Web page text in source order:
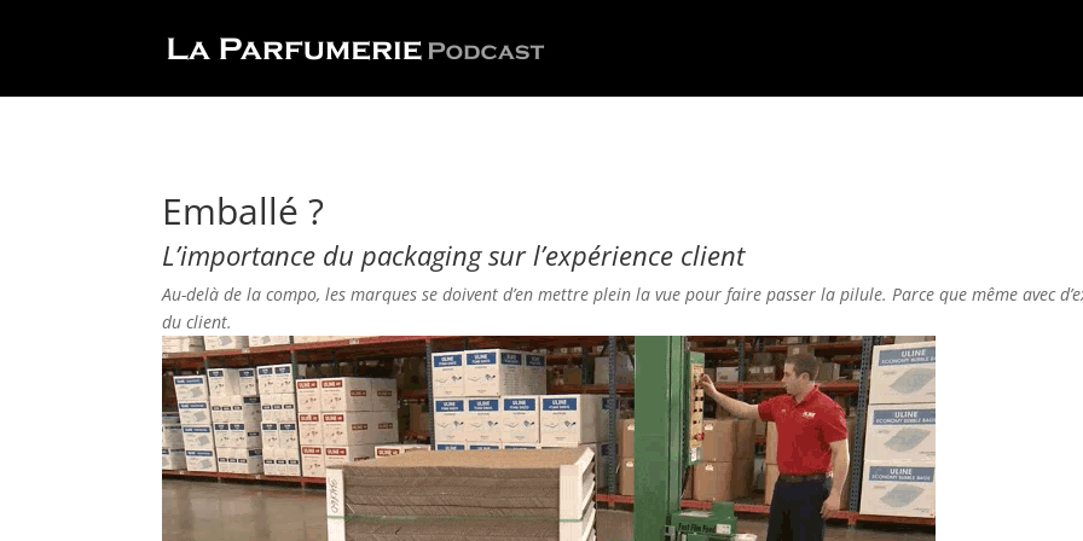
Emballé ?
L’importance du packaging sur l’expérience client
Au-delà de la compo, les marques se doivent d’en mettre plein la vue pour faire passer la pilule. Parce que même avec
du client.